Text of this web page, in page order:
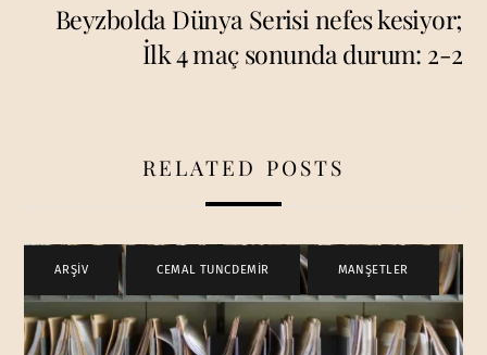
Beyzbolda Dünya Serisi nefes kesiyor;
İlk 4 maç sonunda durum: 2-2
RELATED POSTS
ARŞİV CEMAL TUNCDEMİR , MANŞETLER